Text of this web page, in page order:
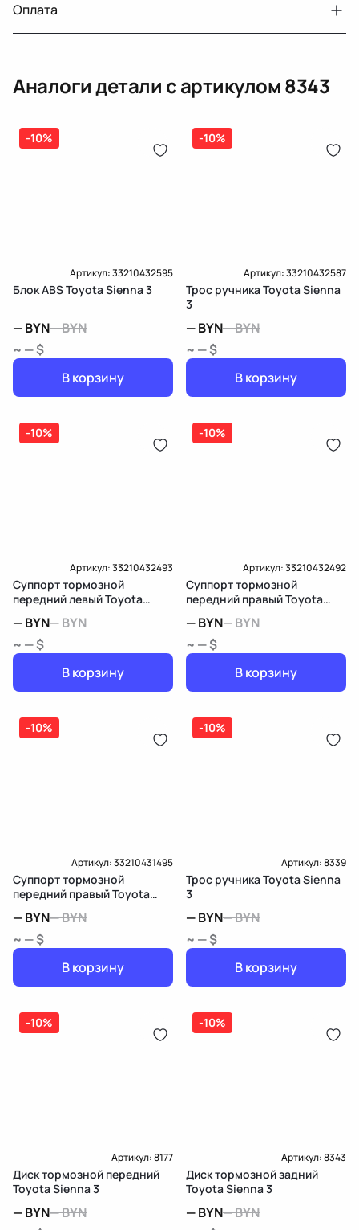
Тег
Тойота Сиенна
Датчик давления топлива, насос
топлива, ТНВД (бензин, дизель), форсунка
бензиновая (дизельная) механическая
(распределитель впрыска топлива),
дозатор-распределитель топлива
14 дней
Оплата
Оплата онлайн
Аналоги детали с артикулом8343
-10%
Артикул:33210432595
Блок ABS Toyota Sienna 3
—BYN—BYN
~ — $
В корзину
-10%
Артикул:33210432587
Трос ручника Toyota Sienna
3
—BYN—BYN
~ — $
В корзину
-10%
Артикул:33210432493
Суппорт тормозной
передний левый Toyota
—BYN—BYN
~ — $
В корзину
-10%
Артикул:33210432492
Суппорт тормозной
передний правый Toyota
—BYN—BYN
~ — $
В корзину
-10%
Артикул:33210431495
Суппорт тормозной
передний правый Toyota
—BYN—BYN
~ — $
В корзину
-10%
Артикул:8339
Трос ручника Toyota Sienna
3
—BYN—BYN
~ — $
В корзину
-10%
Артикул:8177
Диск тормозной передний
Toyota Sienna 3
—BYN—BYN
-10%
Артикул:8343
Диск тормозной задний
Toyota Sienna 3
—BYN—BYN